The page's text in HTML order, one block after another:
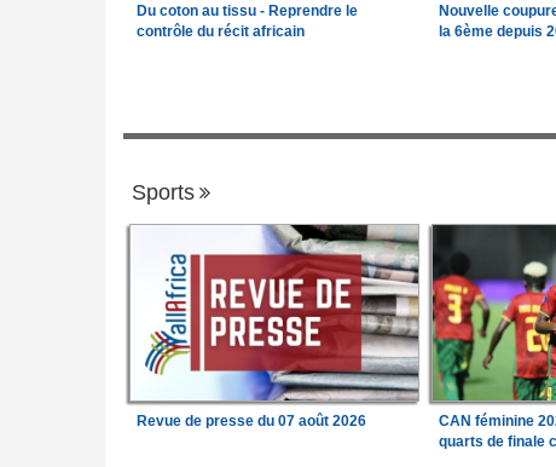
Du coton au tissu - Reprendre le
contrôle du récit africain
Nouvelle
la 6ème depuis
Sports
Revue de presse du 07 août 2026
CAN féminine
quarts de finale